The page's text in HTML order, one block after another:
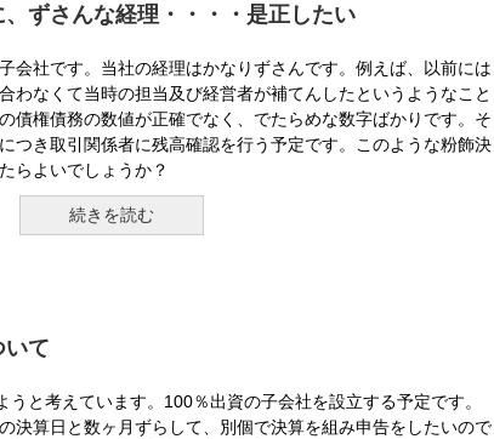
ずさんな経理・・・・是正したい
会社です。当社の経理はかなりずさんです。例えば、以前には
わなくて当時の担当及び経営者が補てんしたというようなこと
債権債務の数値が正確でなく、でたらめな数字ばかりです。そ
つき取引関係者に残高確認を行う予定です。このような粉飾決
らよいでしょうか？
続きを読む
いて
と考えています。100％出資の子会社を設立する予定です。
決算日と数ヶ月ずらして、別個で決算を組み申告をしたいので